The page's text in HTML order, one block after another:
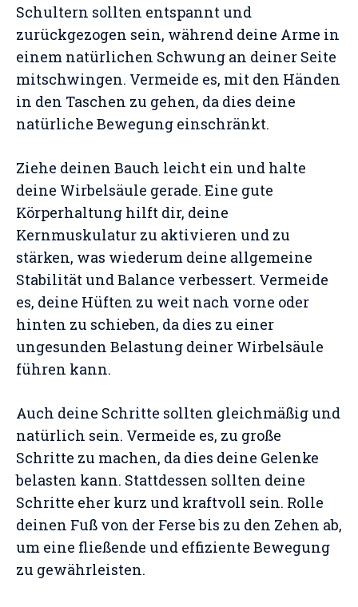
Schultern sollten entspannt und
zurückgezogen sein, während deine Arme in
einem natürlichen Schwung an deiner Seite
mitschwingen. Vermeide es, mit den Händen
in den Taschen zu gehen, da dies deine
natürliche Bewegung einschränkt.
Ziehe deinen Bauch leicht ein und halte
deine Wirbelsäule gerade. Eine gute
Körperhaltung hilft dir, deine
Kernmuskulatur zu aktivieren und zu
stärken, was wiederum deine allgemeine
Stabilität und Balance verbessert. Vermeide
es, deine Hüften zu weit nach vorne oder
hinten zu schieben, da dies zu einer
ungesunden Belastung deiner Wirbelsäule
führen kann.
Auch deine Schritte sollten gleichmäßig und
natürlich sein. Vermeide es, zu große
Schritte zu machen, da dies deine Gelenke
belasten kann. Stattdessen sollten deine
Schritte eher kurz und kraftvoll sein. Rolle
deinen Fuß von der Ferse bis zu den Zehen ab,
um eine fließende und effiziente Bewegung
zu gewährleisten.